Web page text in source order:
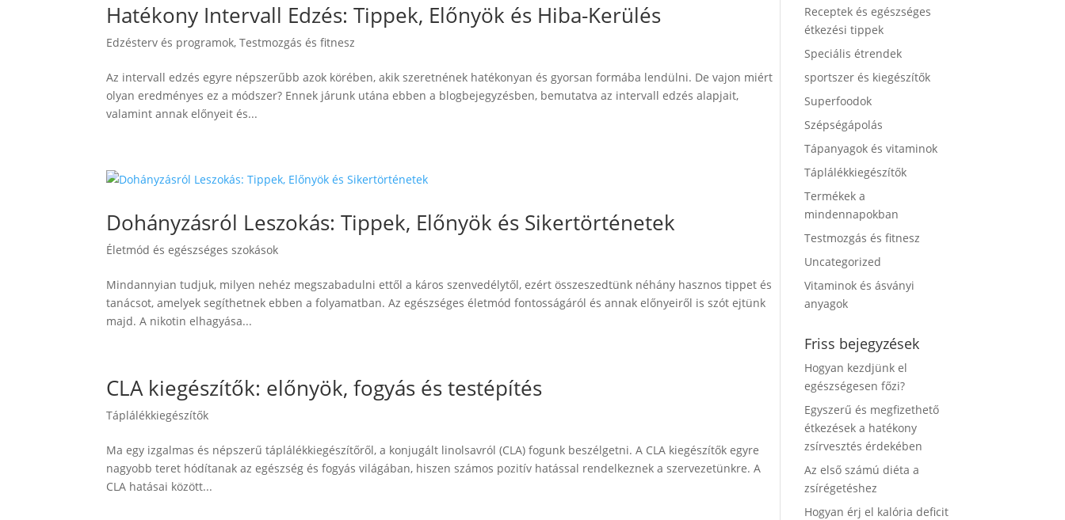
Hatékony Intervall Edzés: Tippek, Előnyök és Hiba-Kerülés
Edzésterv és programok,Testmozgás és fitnesz
Az intervall edzés egyre népszerűbb azok körében, akik szeretnének hatékonyan és gyorsan formába lendülni. De vajon miért
olyan eredményes ez a módszer? Ennek járunk utána ebben a blogbejegyzésben, bemutatva az intervall edzés alapjait,
valamint annak előnyeit és...
Dohányzásról Leszokás: Tippek, Előnyök és Sikertörténetek
Életmód és egészséges szokások
Mindannyian tudjuk, milyen nehéz megszabadulni ettől a káros szenvedélytől, ezért összeszedtünk néhány hasznos tippet és
tanácsot, amelyek segíthetnek ebben a folyamatban. Az egészséges életmód fontosságáról és annak előnyeiről is szót ejtünk
majd. A nikotin elhagyása...
CLA kiegészítők: előnyök, fogyás és testépítés
Táplálékkiegészítők
Ma egy izgalmas és népszerű táplálékkiegészítőről, a konjugált linolsavról (CLA) fogunk beszélgetni. A CLA kiegészítők egyre
nagyobb teret hódítanak az egészség és fogyás világában, hiszen számos pozitív hatással rendelkeznek a szervezetünkre. A
CLA hatásai között...
Receptek és egészséges
étkezési tippek
Speciális étrendek
sportszer és kiegészítők
Superfoodok
Szépségápolás
Tápanyagok és vitaminok
Táplálékkiegészítők
Termékek a
mindennapokban
Testmozgás és fitnesz
Uncategorized
Vitaminok és ásványi
anyagok
Friss bejegyzések
Hogyan kezdjünk el
egészségesen főzi?
Egyszerű és megfizethető
étkezések a hatékony
zsírvesztés érdekében
Az első számú diéta a
zsírégetéshez
Hogyan érj el kalória deficit